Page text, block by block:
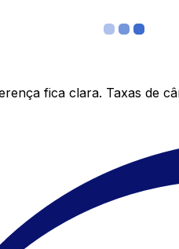
fica clara. Taxas de